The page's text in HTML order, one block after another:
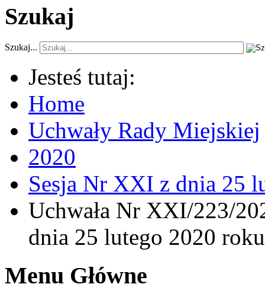
Szukaj
Szukaj...
Jesteś tutaj:
Home
Uchwały Rady Miejskiej
2020
Sesja Nr XXI z dnia 25
Uchwała Nr XXI/223/
dnia 25 lutego 2020 roku
Menu Główne